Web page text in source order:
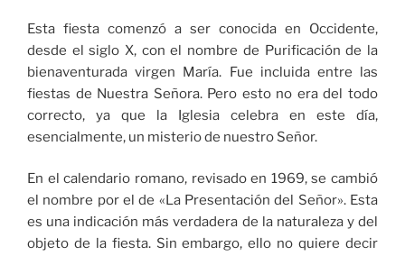
Esta fiesta comenzó a ser conocida en Occidente,
desde el siglo X, con el nombre de Purificación de la
bienaventurada virgen María. Fue incluida entre las
fiestas de Nuestra Señora. Pero esto no era del todo
correcto, ya que la Iglesia celebra en este día,
esencialmente, un misterio de nuestro Señor.
En el calendario romano, revisado en 1969, se cambió
el nombre por el de «La Presentación del Señor». Esta
es una indicación más verdadera de la naturaleza y del
objeto de la fiesta. Sin embargo, ello no quiere decir